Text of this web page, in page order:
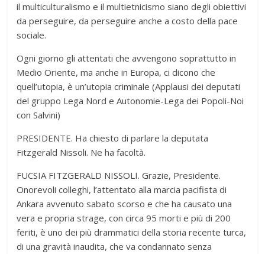
il multiculturalismo e il multietnicismo siano degli obiettivi
da perseguire, da perseguire anche a costo della pace
sociale.
Ogni giorno gli attentati che avvengono soprattutto in
Medio Oriente, ma anche in Europa, ci dicono che
quell’utopia, è un’utopia criminale (Applausi dei deputati
del gruppo Lega Nord e Autonomie-Lega dei Popoli-Noi
con Salvini)
PRESIDENTE. Ha chiesto di parlare la deputata
Fitzgerald Nissoli. Ne ha facoltà.
FUCSIA FITZGERALD NISSOLI. Grazie, Presidente.
Onorevoli colleghi, l’attentato alla marcia pacifista di
Ankara avvenuto sabato scorso e che ha causato una
vera e propria strage, con circa 95 morti e più di 200
feriti, è uno dei più drammatici della storia recente turca,
di una gravità inaudita, che va condannato senza